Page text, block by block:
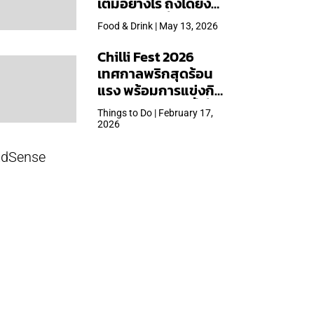
ใหญ่สุดเท่าที่เคยจัดมา
Food & Drink | May 13, 2026
Chilli Fest 2026
เทศกาลพริกสุดร้อน
แรง พร้อมการแข่งกิน
พริก จัด 28 มี.ค.นี้ ที่โรง
แรมคิมป์ตัน มาลัยฯ
Things to Do | February 17,
2026